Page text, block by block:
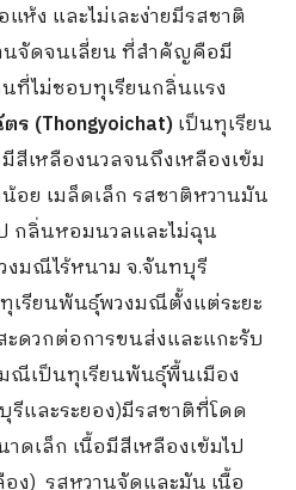
ห้ง และไม่เละง่ายมีรสชาติ
นจัดจนเลี่ยน ที่สำคัญคือมี
ที่ไม่ชอบทุเรียนกลิ่นแรง
ร (Thongyoichat)เป็นทุเรียน
เหลืองนวลจนถึงเหลืองเข้ม
อย เมล็ดเล็ก รสชาติหวานมัน
กลิ่นหอมนวลและไม่ฉุน
งมณีไร้หนาม จ.จันทบุรี
เรียนพันธุ์พวงมณีตั้งแต่ระยะ
ดวกต่อการขนส่งและแกะรับ
ณีเป็นทุเรียนพันธุ์พื้นเมือง
และระยอง)มีรสชาติที่โดด
เล็ก เนื้อมีสีเหลืองเข้มไป